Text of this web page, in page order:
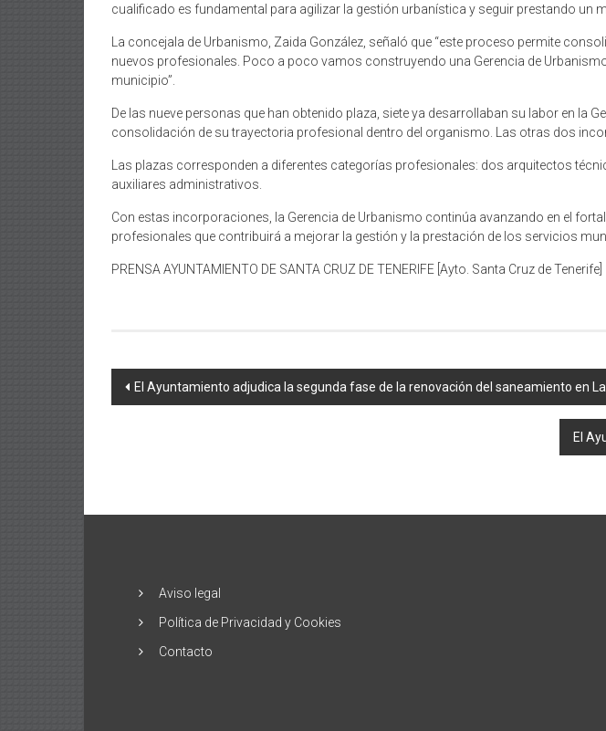
cualificado es fundamental para agilizar la gestión urbanística y seguir prestando un
La concejala de Urbanismo, Zaida González, señaló que “este proceso permite
nuevos profesionales. Poco a poco vamos construyendo una Gerencia de
municipio”.
De las nueve personas que han obtenido plaza, siete ya desarrollaban su labor en la
consolidación de su trayectoria profesional dentro del organismo. Las otras dos
Las plazas corresponden a diferentes categorías profesionales: dos arquitectos
auxiliares administrativos.
Con estas incorporaciones, la Gerencia de Urbanismo continúa avanzando en el
profesionales que contribuirá a mejorar la gestión y la prestación de los servicios
PRENSA AYUNTAMIENTO DE SANTA CRUZ DE TENERIFE [Ayto. Santa Cruz de Tenerife]
Navegación
El Ayuntamiento adjudica la segunda fase de la renovación del saneamiento en
El
Aviso legal
Política de Privacidad y Cookies
Contacto